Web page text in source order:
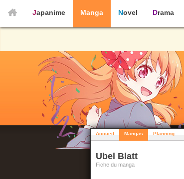
Japanime Manga Novel Drama
Accueil Mangas Planning
Ubel Blatt
Fiche du manga